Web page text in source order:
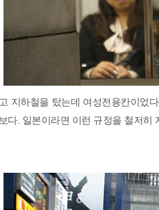
지하철을 탔는데 여성전용칸이었
다. 일본이라면 이런 규정을 철저히